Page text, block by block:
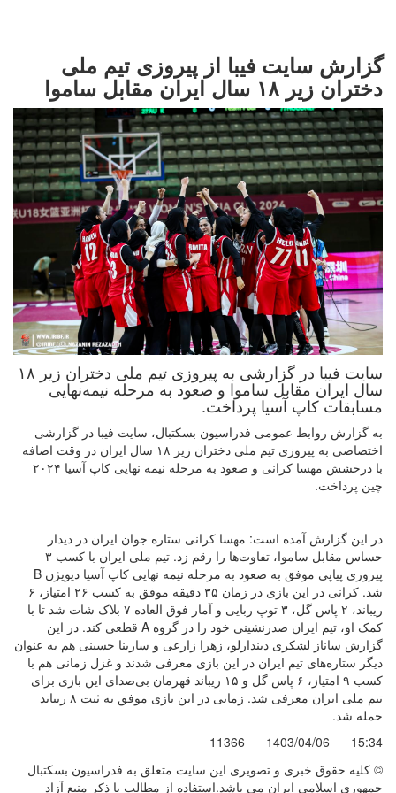
گزارش سایت فیبا از پیروزی تیم ملی
دختران زیر ۱۸ سال ایران مقابل ساموا
سایت فیبا در گزارشی به پیروزی تیم ملی دختران زیر ۱۸
سال ایران مقابل ساموا و صعود به مرحله نیمه‌نهایی
مسابقات کاپ آسیا پرداخت.
به گزارش روابط عمومی فدراسیون بسکتبال، سایت فیبا در گزارشی
اختصاصی به پیروزی تیم ملی دختران زیر ۱۸ سال ایران در وقت اضافه
با درخشش مهسا کرانی و صعود به مرحله نیمه نهایی کاپ آسیا ۲۰۲۴
چین پرداخت.
در این گزارش آمده است: مهسا کرانی ستاره جوان ایران در دیدار
حساس مقابل ساموا، تفاوت‌ها را رقم زد. تیم ملی ایران با کسب ۳
پیروزی پیاپی موفق به صعود به مرحله نیمه نهایی کاپ آسیا دیویژن B
شد. کرانی در این بازی در زمان ۳۵ دقیقه موفق به کسب ۲۶ امتیاز، ۶
ریباند، ۲ پاس گل، ۳ توپ ربایی و آمار فوق العاده ۷ بلاک شات شد تا با
کمک او، تیم ایران صدرنشینی خود را در گروه A قطعی کند. در این
گزارش ساناز لشکری دیندارلو، زهرا زارعی و سارینا حسینی هم به عنوان
دیگر ستاره‌های تیم ایران در این بازی معرفی شدند و غزل زمانی هم با
کسب ۹ امتیاز، ۶ پاس گل و ۱۵ ریباند قهرمان بی‌صدای این بازی برای
تیم ملی ایران معرفی شد. زمانی در این بازی موفق به ثبت ۸ ریباند
حمله شد.
15:34
1403/04/06
11366
© کليه حقوق خبری و تصويری اين سايت متعلق به فدراسیون بسکتبال
جمهوری اسلامی ایران می باشد.استفاده از مطالب با ذكر منبع آزاد